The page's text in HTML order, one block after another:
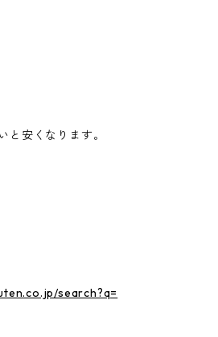
安くなります。
search?q=